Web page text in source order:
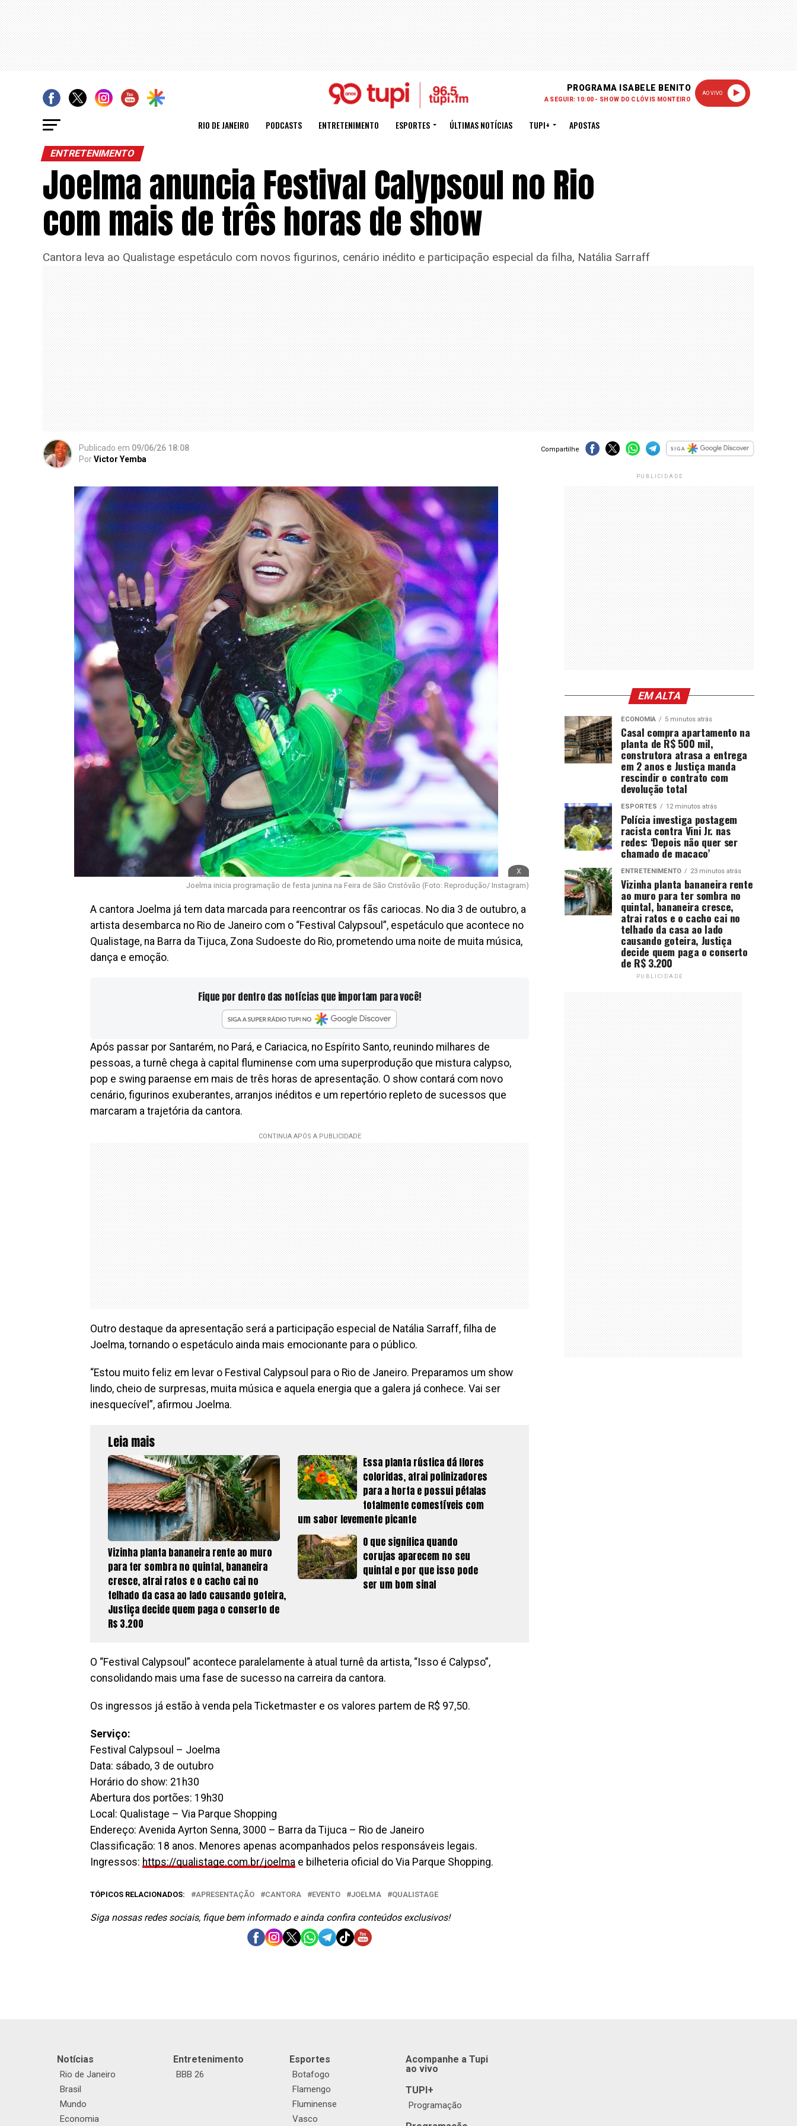
PROGRAMA ISABELE BENITO
A SEGUIR: 10:00 - SHOW DO CLÓVIS MONTEIRO
AO VIVO
RIO DE JANEIRO PODCASTS ENTRETENIMENTO ESPORTES ÚLTIMAS NOTÍCIAS TUPI+ APOSTAS
ENTRETENIMENTO
Joelma anuncia Festival Calypsoul no Rio
com mais de três horas de show
Cantora leva ao Qualistage espetáculo com novos figurinos, cenário inédito e participação especial da filha, Natália Sarraff
Publicado em 09/06/26 18:08
PorVictor Yemba
Compartilhe
x
Joelma inicia programação de festa junina na Feira de São Cristóvão (Foto: Reprodução/ Instagram)
A cantora Joelma já tem data marcada para reencontrar os fãs cariocas. No dia 3 de outubro, a
artista desembarca no Rio de Janeiro com o “Festival Calypsoul”, espetáculo que acontece no
Qualistage, na Barra da Tijuca, Zona Sudoeste do Rio, prometendo uma noite de muita música,
dança e emoção.
Fique por dentro das notícias que importam para você!
Após passar por Santarém, no Pará, e Cariacica, no Espírito Santo, reunindo milhares de
pessoas, a turnê chega à capital fluminense com uma superprodução que mistura calypso,
pop e swing paraense em mais de três horas de apresentação. O show contará com novo
cenário, figurinos exuberantes, arranjos inéditos e um repertório repleto de sucessos que
marcaram a trajetória da cantora.
Outro destaque da apresentação será a participação especial de Natália Sarraff, filha de
Joelma, tornando o espetáculo ainda mais emocionante para o público.
“Estou muito feliz em levar o Festival Calypsoul para o Rio de Janeiro. Preparamos um show
lindo, cheio de surpresas, muita música e aquela energia que a galera já conhece. Vai ser
inesquecível”, afirmou Joelma.
Leia mais
Vizinha planta bananeira rente ao muro
para ter sombra no quintal, bananeira
cresce, atrai ratos e o cacho cai no
telhado da casa ao lado causando goteira,
Justiça decide quem paga o conserto de
R$ 3.200
Essa planta rústica dá flores
coloridas, atrai polinizadores
para a horta e possui pétalas
totalmente comestíveis com
um sabor levemente picante
O que significa quando
corujas aparecem no seu
quintal e por que isso pode
ser um bom sinal
O “Festival Calypsoul” acontece paralelamente à atual turnê da artista, “Isso é Calypso”,
consolidando mais uma fase de sucesso na carreira da cantora.
Os ingressos já estão à venda pela Ticketmaster e os valores partem de R$ 97,50.
Serviço:
Festival Calypsoul – Joelma
Data: sábado, 3 de outubro
Horário do show: 21h30
Abertura dos portões: 19h30
Local: Qualistage – Via Parque Shopping
Endereço: Avenida Ayrton Senna, 3000 – Barra da Tijuca – Rio de Janeiro
Classificação: 18 anos. Menores apenas acompanhados pelos responsáveis legais.
Ingressos: https://qualistage.com.br/joelma e bilheteria oficial do Via Parque Shopping.
TÓPICOS RELACIONADOS: APRESENTAÇÃO CANTORA EVENTO JOELMA QUALISTAGE
Siga nossas redes sociais, fique bem informado e ainda confira conteúdos exclusivos!
PUBLICIDADE
EM ALTA
ECONOMIA 5 minutos atrás
Casal compra apartamento na
planta de R$ 500 mil,
construtora atrasa a entrega
em 2 anos e Justiça manda
rescindir o contrato com
devolução total
ESPORTES 12 minutos atrás
Polícia investiga postagem
racista contra Vini Jr. nas
redes: ‘Depois não quer ser
chamado de macaco’
ENTRETENIMENTO 23 minutos atrás
Vizinha planta bananeira rente
ao muro para ter sombra no
quintal, bananeira cresce,
atrai ratos e o cacho cai no
telhado da casa ao lado
causando goteira, Justiça
decide quem paga o conserto
de R$ 3.200
PUBLICIDADE
Notícias
Rio de Janeiro
Brasil
Mundo
Economia
Entretenimento
BBB 26
Esportes
Botafogo
Flamengo
Fluminense
Vasco
Acompanhe a Tupi
ao vivo
TUPI+
Programação